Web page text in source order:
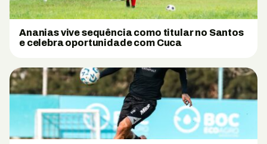
Ananias vive sequência como titular no Santos
e celebra oportunidade com Cuca